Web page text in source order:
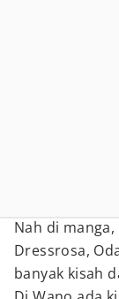
Nah di
Dressrosa,
banyak kisah